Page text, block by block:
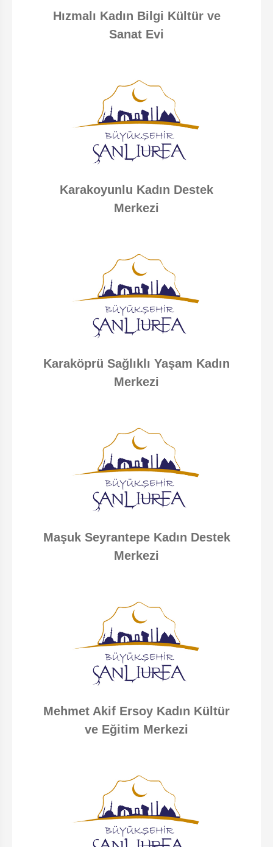
Hızmalı Kadın Bilgi Kültür ve
Sanat Evi
Karakoyunlu Kadın Destek
Merkezi
Karaköprü Sağlıklı Yaşam Kadın
Merkezi
Maşuk Seyrantepe Kadın Destek
Merkezi
Mehmet Akif Ersoy Kadın Kültür
ve Eğitim Merkezi